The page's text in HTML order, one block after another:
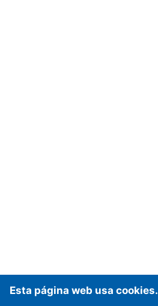
Esta página web usa cookies.